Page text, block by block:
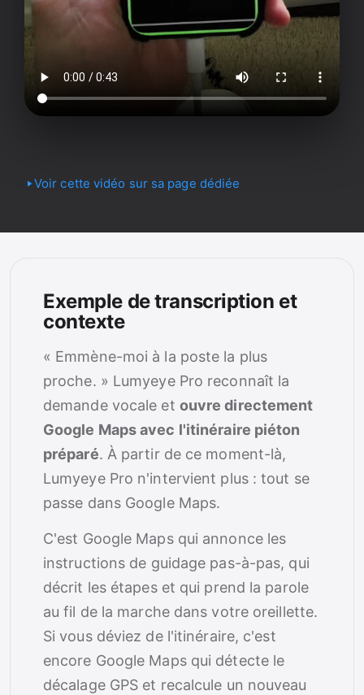
Voir cette vidéo sur sa page dédiée
Exemple de transcription et
contexte
« Emmène-moi à la poste la plus
proche. » Lumyeye Pro reconnaît la
demande vocale et ouvre directement
Google Maps avec l'itinéraire piéton
préparé. À partir de ce moment-là,
Lumyeye Pro n'intervient plus : tout se
passe dans Google Maps.
C'est Google Maps qui annonce les
instructions de guidage pas-à-pas, qui
décrit les étapes et qui prend la parole
au fil de la marche dans votre oreillette.
Si vous déviez de l'itinéraire, c'est
encore Google Maps qui détecte le
décalage GPS et recalcule un nouveau